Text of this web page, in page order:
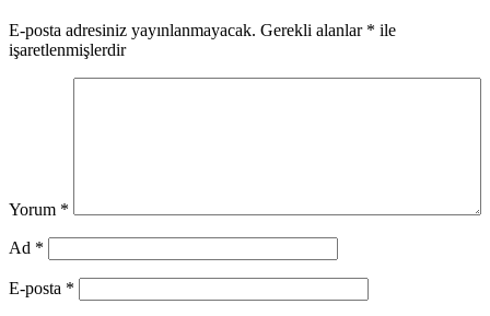
E-posta adresiniz yayınlanmayacak. Gerekli alanlar * ile
işaretlenmişlerdir
Yorum *
Ad *
E-posta *